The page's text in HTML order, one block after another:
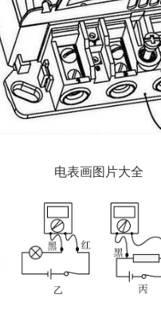
电表画图片大全